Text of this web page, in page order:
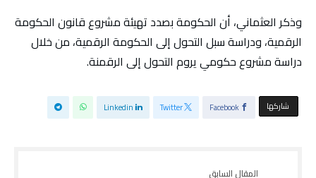
وذكر العثماني، أن الحكومة بصدد تهيئة مشروع قانون الحكومة
الرقمية، ودراسة سبل التحول إلى الحكومة الرقمية، من خلال
دراسة مشروع حكومي يروم التحول إلى الرقمنة.
‫‫ شاركها‬ Facebook
Twitter
Linkedin